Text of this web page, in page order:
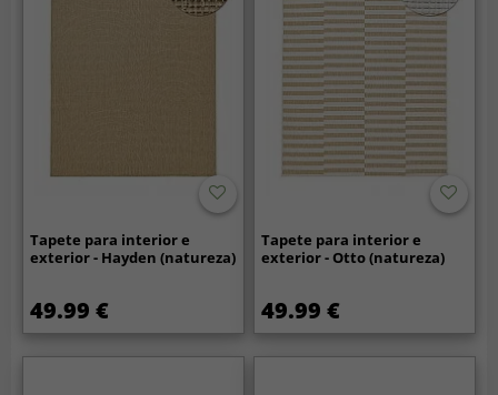
Tapete para interior e
exterior - Hayden (natureza)
49.99 €
Tapete para interior e
exterior - Otto (natureza)
49.99 €